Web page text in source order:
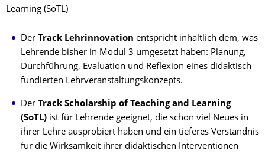
Learning (SoTL)
Der Track Lehrinnovation entspricht inhaltlich dem, was
Lehrende bisher in Modul 3 umgesetzt haben: Planung,
Durchführung, Evaluation und Reflexion eines didaktisch
fundierten Lehrveranstaltungskonzepts.
Der Track Scholarship of Teaching and Learning
(SoTL) ist für Lehrende geeignet, die schon viel Neues in
ihrer Lehre ausprobiert haben und ein tieferes Verständnis
für die Wirksamkeit ihrer didaktischen Interventionen